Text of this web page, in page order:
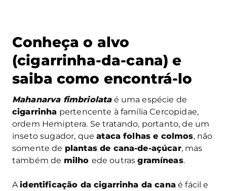
Conheça o alvo
(cigarrinha-da-cana) e
saiba como encontrá-lo
Mahanarva fimbriolataé uma espécie de
cigarrinha pertencente à família Cercopidae,
ordem Hemiptera. Se tratando, portanto, de um
inseto sugador, queataca folhas e colmos, não
somente de plantas de cana-de-açúcar, mas
também de milho ede outrasgramíneas.
Aidentificação da cigarrinha da canaé fácil e